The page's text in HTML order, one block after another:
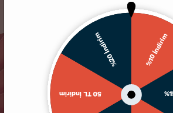
%10 İndirim
50 TL İndirim
%20 İndirim